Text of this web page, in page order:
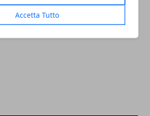
Accetta Tutto
lontane le zanzare: il ruolo
ragioni per cui pungono